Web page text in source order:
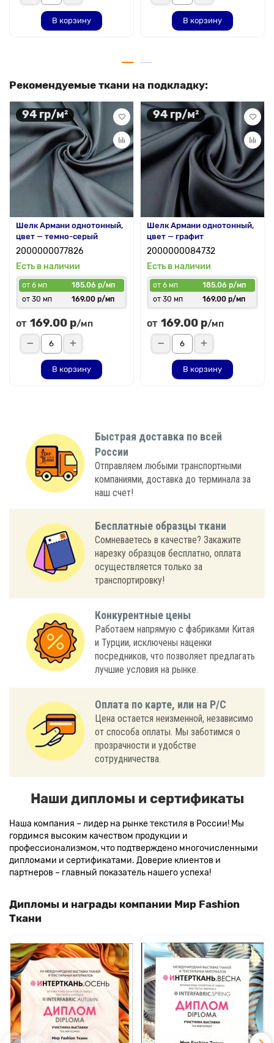
В корзину В корзину
Рекомендуемые ткани на подкладку:
94 гр/м²
Шелк Армани однотонный,
цвет — темно-серый
2000000077826
Есть в наличии
от 6 мп
185.06 р/мп
от 30 мп
169.00 р/мп
от 169.00 р/мп
В корзину
94 гр/м²
Шелк Армани однотонный,
цвет — графит
2000000084732
Есть в наличии
от 6 мп
185.06 р/мп
от 30 мп
169.00 р/мп
от 169.00 р/мп
В корзину
Быстрая доставка по всей
России
Отправляем любыми транспортными
компаниями, доставка до терминала за
наш счет!
Бесплатные образцы ткани
Сомневаетесь в качестве? Закажите
нарезку образцов бесплатно, оплата
осуществляется только за
транспортировку!
Конкурентные цены
Работаем напрямую с фабриками Китая
и Турции, исключены наценки
посредников, что позволяет предлагать
лучшие условия на рынке.
Оплата по карте, или на Р/С
Цена остается неизменной, независимо
от способа оплаты. Мы заботимся о
прозрачности и удобстве
сотрудничества.
Наши дипломы и сертификаты
Наша компания – лидер на рынке текстиля в России! Мы
гордимся высоким качеством продукции и
профессионализмом, что подтверждено многочисленными
дипломами и сертификатами. Доверие клиентов и
партнеров – главный показатель нашего успеха!
Дипломы и награды компании Мир Fashion
Ткани